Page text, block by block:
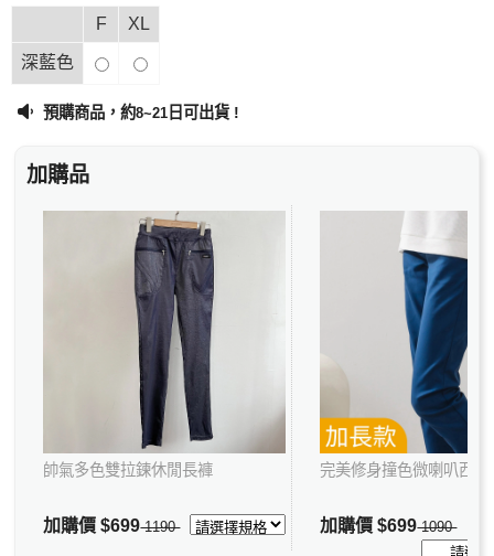
F XL
深藍色
預購商品，約8~21 日可出貨 !
加購品
帥氣多色雙拉鍊休閒長褲
加購價$6991190
完美修身撞色微喇叭西裝
加購價$6991090